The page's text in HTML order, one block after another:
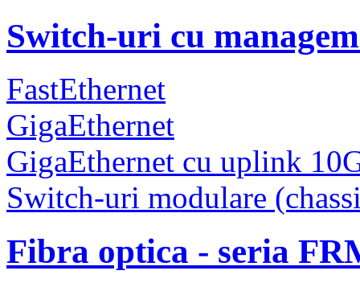
Switch-uri cu
FastEthernet
GigaEthernet
GigaEthernet cu uplink
Switch-uri modulare
Fibra optica - seria